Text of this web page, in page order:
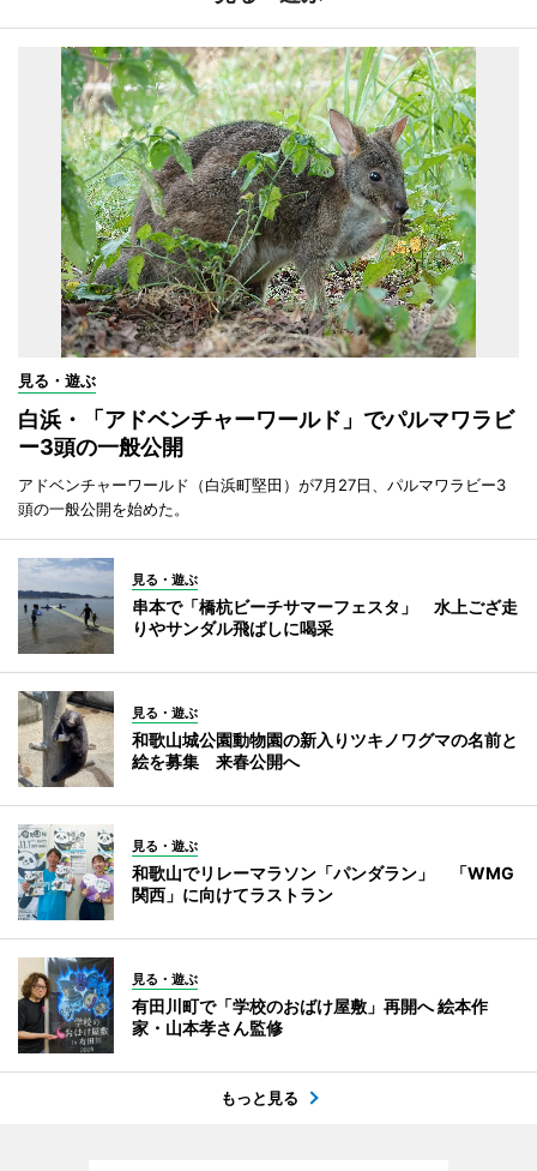
見る・遊ぶ
白浜・「アドベンチャーワールド」でパルマワラビ
ー3頭の一般公開
アドベンチャーワールド（白浜町堅田）が7月27日、パルマワラビー3
頭の一般公開を始めた。
見る・遊ぶ
串本で「橋杭ビーチサマーフェスタ」 水上ござ走
りやサンダル飛ばしに喝采
見る・遊ぶ
和歌山城公園動物園の新入りツキノワグマの名前と
絵を募集 来春公開へ
見る・遊ぶ
和歌山でリレーマラソン「パンダラン」 「WMG
関西」に向けてラストラン
見る・遊ぶ
有田川町で「学校のおばけ屋敷」再開へ 絵本作
家・山本孝さん監修
もっと見る